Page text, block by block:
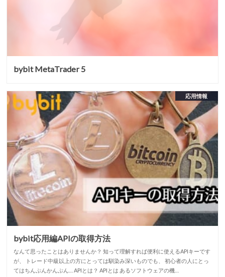
bybit MetaTrader 5
応用情報
bybit応用編APIの取得方法
なんて思ったことはありませんか？ 知って理解すれば便利に使えるAPIキーです
が、 トレード中級以上の方にとっては馴染み深いものでも、 初心者の人にとっ
てはちんぷんかんぷん… APIとは？ APIとは あるソフトウェアの機…